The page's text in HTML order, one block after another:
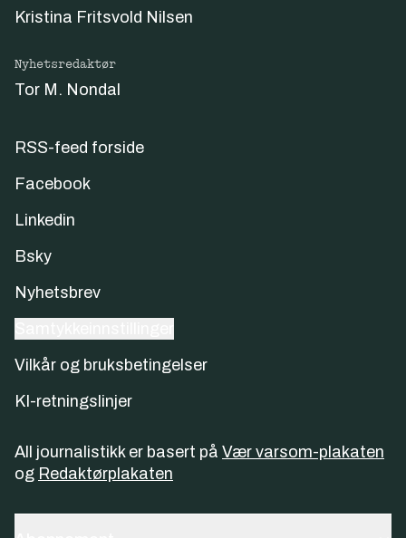
Kristina Fritsvold Nilsen
Nyhetsredaktør
Tor M. Nondal
RSS-feed forside
Facebook
Linkedin
Bsky
Nyhetsbrev
Vilkår og bruksbetingelser
KI-retningslinjer
All journalistikk er basert på Vær varsom-plakaten
og Redaktørplakaten